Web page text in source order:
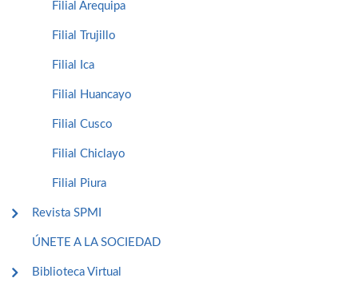
Filial Arequipa
Filial Trujillo
Filial Ica
Filial Huancayo
Filial Cusco
Filial Chiclayo
Filial Piura
Revista SPMI
ÚNETE A LA SOCIEDAD
Biblioteca Virtual